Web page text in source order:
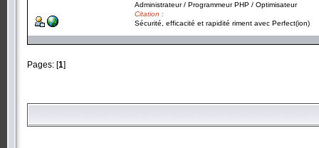
Administrateur / Programmeur PHP / Optimisateur
Citation :
Sécurité, efficacité et rapidité riment avec Perfect(ion)
Pages: [1]